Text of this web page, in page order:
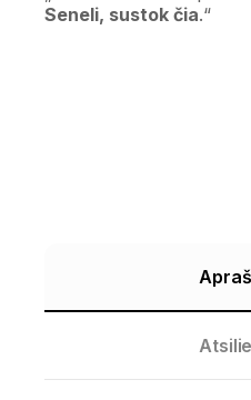
Seneli, sustok čia.“